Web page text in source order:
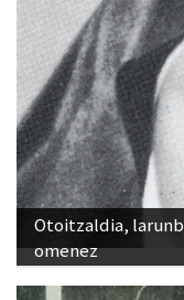
Otoitzaldia,
omenez